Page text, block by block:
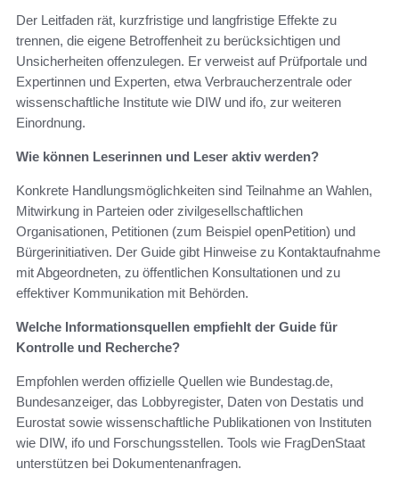
Der Leitfaden rät, kurzfristige und langfristige Effekte zu
trennen, die eigene Betroffenheit zu berücksichtigen und
Unsicherheiten offenzulegen. Er verweist auf Prüfportale und
Expertinnen und Experten, etwa Verbraucherzentrale oder
wissenschaftliche Institute wie DIW und ifo, zur weiteren
Einordnung.
Wie können Leserinnen und Leser aktiv werden?
Konkrete Handlungsmöglichkeiten sind Teilnahme an Wahlen,
Mitwirkung in Parteien oder zivilgesellschaftlichen
Organisationen, Petitionen (zum Beispiel openPetition) und
Bürgerinitiativen. Der Guide gibt Hinweise zu Kontaktaufnahme
mit Abgeordneten, zu öffentlichen Konsultationen und zu
effektiver Kommunikation mit Behörden.
Welche Informationsquellen empfiehlt der Guide für
Kontrolle und Recherche?
Empfohlen werden offizielle Quellen wie Bundestag.de,
Bundesanzeiger, das Lobbyregister, Daten von Destatis und
Eurostat sowie wissenschaftliche Publikationen von Instituten
wie DIW, ifo und Forschungsstellen. Tools wie FragDenStaat
unterstützen bei Dokumentenanfragen.